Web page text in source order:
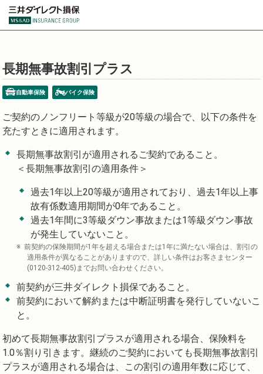
長期無事故割引プラス
自動車保険 バイク保険
ご契約のノンフリート等級が20等級の場合で、以下の条件を
充たすときに適用されます。
長期無事故割引が適用されるご契約であること。
＜長期無事故割引の適用条件＞
過去1年以上20等級が適用されており、過去1年以上事
故有係数適用期間が0年であること。
過去1年間に3等級ダウン事故または1等級ダウン事故
が発生していないこと。
前契約の保険期間が1年を超える場合または1年に満たない場合は、割引の
適用条件が異なることがありますので、詳しい条件はお客さまセンター
(0120-312-405)までお問い合わせください。
前契約が三井ダイレクト損保であること。
前契約において解約または中断証明書を発行していないこ
と。
初めて長期無事故割引プラスが適用される場合、保険料を
1.0％割り引きます。継続のご契約においても長期無事故割引
プラスが適用される場合は、この割引の適用年数に応じて、